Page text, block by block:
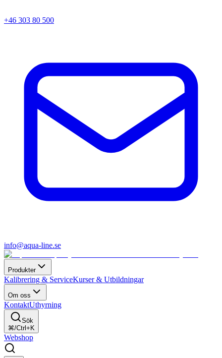
+46 303 80 500
info@aqua-line.se
Produkter
Kalibrering & ServiceKurser & Utbildningar
Om oss
KontaktUthyrning
Sök
⌘/Ctrl+K
Webshop